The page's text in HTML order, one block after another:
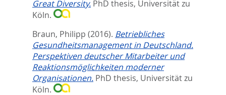
Great Diversity. PhD thesis, Universität zu
Köln.
Braun, Philipp (2016). Betriebliches
Gesundheitsmanagement in Deutschland.
Perspektiven deutscher Mitarbeiter und
Reaktionsmöglichkeiten moderner
Organisationen. PhD thesis, Universität zu
Köln.